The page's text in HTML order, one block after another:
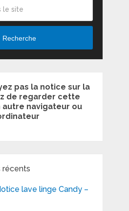
Recherche
pas la notice sur la
de regarder cette
autre navigateur ou
récents
lave linge Candy –